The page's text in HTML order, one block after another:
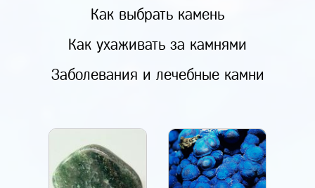
Как выбрать камень
Как ухаживать за камнями
Заболевания и лечебные камни